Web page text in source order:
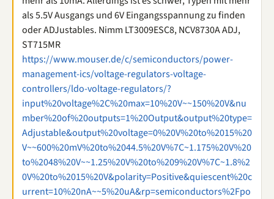
als 5.5V Ausgangs und 6V Eingangsspannung zu finden
oder ADJustables. Nimm LT3009ESC8, NCV8730A ADJ,
ST715MR
https://www.mouser.de/c/semiconductors/power-
management-ics/voltage-regulators-voltage-
controllers/ldo-voltage-regulators/?
input%20voltage%2C%20max=10%20V~~150%20V&nu
mber%20of%20outputs=1%20Output&output%20type=
Adjustable&output%20voltage=0%20V%20to%2015%20
V~~600%20mV%20to%2044.5%20V%7C~1.175%20V%20
to%2048%20V~~1.25%20V%20to%209%20V%7C~1.8%2
0V%20to%2015%20V&polarity=Positive&quiescent%20c
urrent=10%20nA~~5%20uA&rp=semiconductors%2Fpo